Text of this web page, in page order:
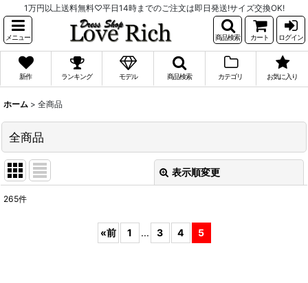
1万円以上送料無料♡平日14時までのご注文は即日発送!サイズ交換OK!
メニュー 商品検索 カート ログイン
新作 ランキング モデル 商品検索 カテゴリ お気に入り
ホーム > 全商品
全商品
表示順変更
265件
«前 1 ... 3 4 5